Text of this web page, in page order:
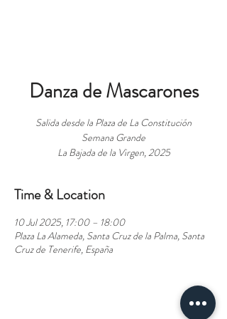
Danza de Mascarones
Salida desde la Plaza de La Constitución
Semana Grande
La Bajada de la Virgen, 2025
Time & Location
10 Jul 2025, 17:00 – 18:00
Plaza La Alameda, Santa Cruz de la Palma, Santa
Cruz de Tenerife, España